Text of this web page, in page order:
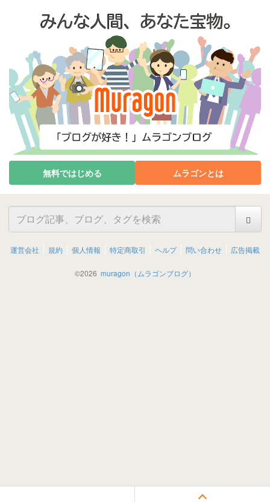
無料ではじめる ムラゴンとは
運営会社 規約 個人情報 特定商取引 ヘルプ 問い合わせ 広告掲載
©2026 muragon（ムラゴンブログ）